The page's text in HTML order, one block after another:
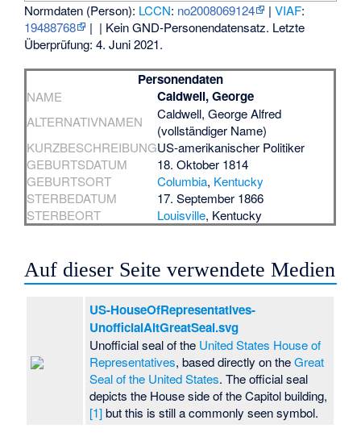
Normdaten (Person): LCCN: no2008069124 |VIAF:
19488768
| | Kein GND-Personendatensatz. Letzte
Überprüfung: 4. Juni 2021.
Personendaten
NAME Caldwell, George
ALTERNATIVNAMEN
Caldwell, George Alfred
(vollständiger Name)
KURZBESCHREIBUNGUS-amerikanischer Politiker
GEBURTSDATUM
18. Oktober 1814
GEBURTSORT
Columbia, Kentucky
STERBEDATUM
17. September 1866
STERBEORT
Louisville, Kentucky
Auf dieser Seite verwendete Medien
US-HouseOfRepresentatives-
UnofficialAltGreatSeal.svg
Unofficial seal of the United States House of
Representatives, based directly on theGreat
Seal of the United States. The official seal
depicts the House side of the Capitol building,
[1]but this is still a commonly seen symbol.